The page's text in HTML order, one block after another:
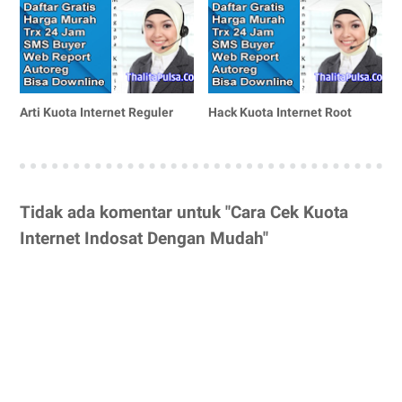
Arti Kuota Internet Reguler Hack Kuota Internet Root
Tidak ada komentar untuk "Cara Cek Kuota
Internet Indosat Dengan Mudah"